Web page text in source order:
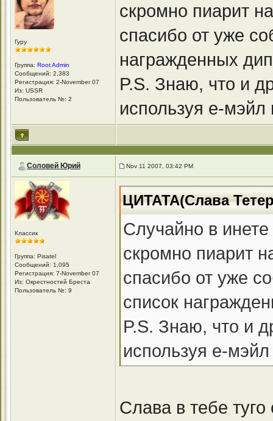
Гуру
Группа: Root Admin
Сообщений: 2,383
Регистрация: 2-November 07
Из: USSR
Пользователь №: 2
скромно пиарит
спасибо от уже
награжденных
P.S. Знаю, что и
используя е-
Соловей Юрий Nov 11 2007, 03:42 PM
Классик
Группа: Pisatel
Сообщений: 1,095
Регистрация: 7-November 07
Из: Окрестностей Бреста
Пользователь №: 9
ЦИТАТА(Слава
Случайно в
скромно пиарит
спасибо от уже
список
P.S. Знаю, что и
используя е-
Слава в тебе